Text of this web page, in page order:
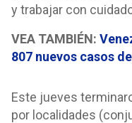
y trabajar con
VEA TAMBIÉN:
807 nuevos casos
Este jueves
por localidades